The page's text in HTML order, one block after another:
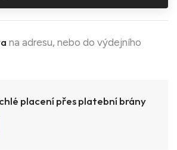
na adresu, nebo do výdejního
placení přes platební brány